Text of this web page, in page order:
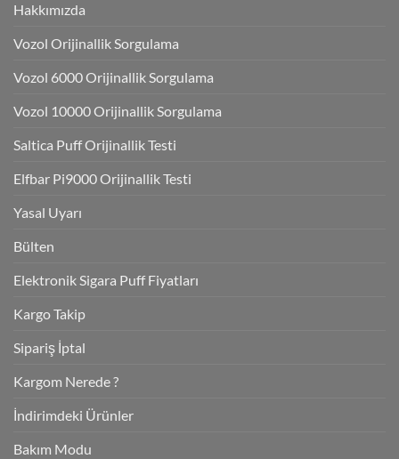
Hakkımızda
Vozol Orijinallik Sorgulama
Vozol 6000 Orijinallik Sorgulama
Vozol 10000 Orijinallik Sorgulama
Saltica Puff Orijinallik Testi
Elfbar Pi9000 Orijinallik Testi
Yasal Uyarı
Bülten
Elektronik Sigara Puff Fiyatları
Kargo Takip
Sipariş İptal
Kargom Nerede ?
İndirimdeki Ürünler
Bakım Modu